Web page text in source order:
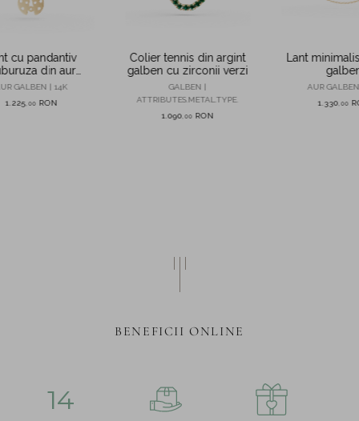
cu pandantiv
din aur
galben
GALBEN | 14K
1.225 00 RON
Colier tennis din argint
galben cu zirconii verzi
GALBEN |
ATTRIBUTES.METAL.TYPE.
1.090 00 RON
Lant
AUR
1.330 00
BENEFICII ONLINE
14